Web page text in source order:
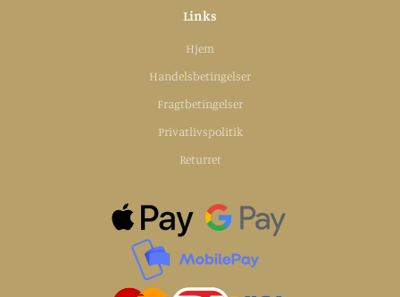
Links
Hjem
Handelsbetingelser
Fragtbetingelser
Privatlivspolitik
Returret